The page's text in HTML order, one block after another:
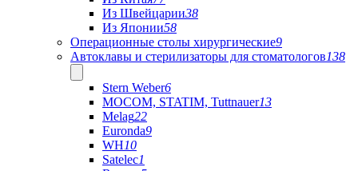
Из Швейцарии38
Из Японии58
Операционные столы хирургические9
Автоклавы и стерилизаторы для стоматологов138
Stern Weber6
MOCOM, STATIM, Tuttnauer13
Melag22
Euronda9
WH10
Satelec1